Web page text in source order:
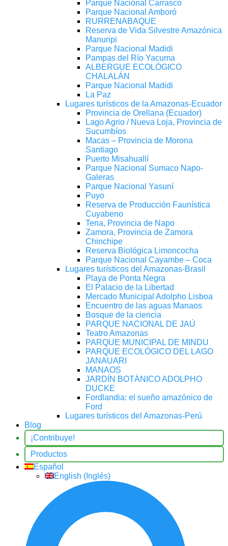
Parque Nacional Carrasco
Parque Nacional Amboró
RURRENABAQUE
Reserva de Vida Silvestre Amazónica
Manuripi
Parque Nacional Madidi
Pampas del Río Yacuma
ALBERGUE ECOLÓGICO
CHALALÁN
Parque Nacional Madidi
La Paz
Lugares turísticos de la Amazonas-Ecuador
Provincia de Orellana (Ecuador)
Lago Agrio / Nueva Loja, Provincia de
Sucumbíos
Macas – Provincia de Morona
Santiago
Puerto Misahuallí
Parque Nacional Sumaco Napo-
Galeras
Parque Nacional Yasuní
Puyo
Reserva de Producción Faunística
Cuyabeno
Tena, Provincia de Napo
Zamora, Provincia de Zamora
Chinchipe
Reserva Biológica Limoncocha
Parque Nacional Cayambe – Coca
Lugares turísticos del Amazonas-Brasil
Playa de Ponta Negra
El Palacio de la Libertad
Mercado Municipal Adolpho Lisboa
Encuentro de las aguas Manaos
Bosque de la ciencia
PARQUE NACIONAL DE JAÚ
Teatro Amazonas
PARQUE MUNICIPAL DE MINDU
PARQUE ECOLÓGICO DEL LAGO
JANAUARI
MANAOS
JARDÍN BOTÁNICO ADOLPHO
DUCKE
Fordlandia: el sueño amazónico de
Ford
Lugares turísticos del Amazonas-Perú
Blog
¡Contribuye!
Productos
Español
English ( Inglés)